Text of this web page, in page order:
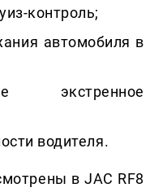
контроль;
автомобиля в
экстренное
водителя.
в JAC RF8